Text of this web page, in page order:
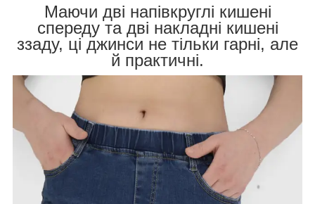
Маючи дві напівкруглі кишені
спереду та дві накладні кишені
ззаду, ці джинси не тільки гарні, але
й практичні.